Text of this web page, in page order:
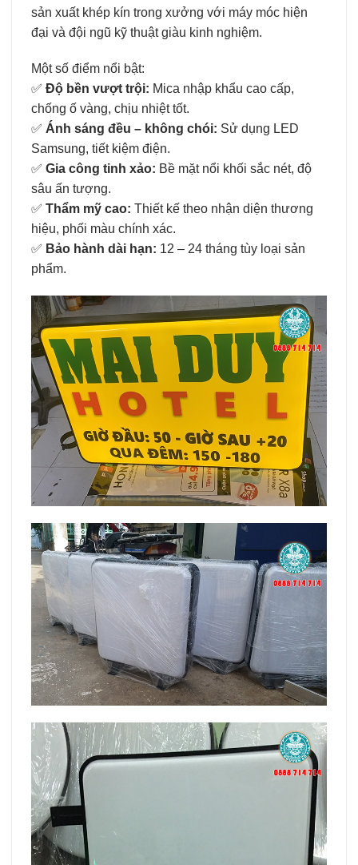
sản xuất khép kín trong xưởng với máy móc hiện
đại và đội ngũ kỹ thuật giàu kinh nghiệm.
Một số điểm nổi bật:
✅ Độ bền vượt trội: Mica nhập khẩu cao cấp,
chống ố vàng, chịu nhiệt tốt.
✅ Ánh sáng đều – không chói: Sử dụng LED
Samsung, tiết kiệm điện.
✅ Gia công tinh xảo: Bề mặt nổi khối sắc nét, độ
sâu ấn tượng.
✅ Thẩm mỹ cao: Thiết kế theo nhận diện thương
hiệu, phối màu chính xác.
✅ Bảo hành dài hạn: 12 – 24 tháng tùy loại sản
phẩm.